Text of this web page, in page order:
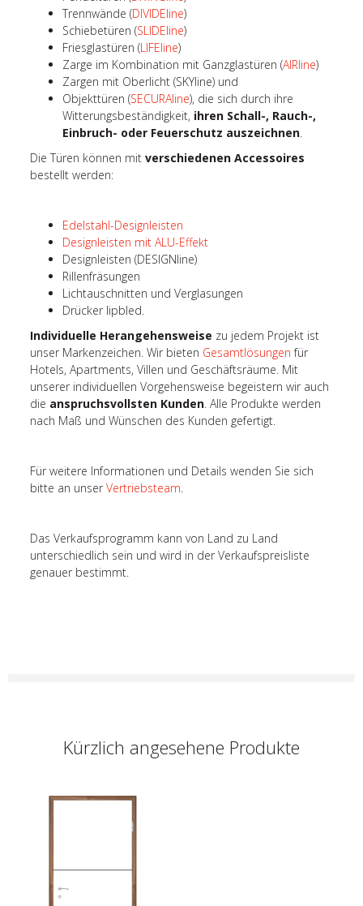
Trennwände (DIVIDEline)
Schiebetüren (SLIDEline)
Friesglastüren (LIFEline)
Zarge im Kombination mit Ganzglastüren (AIRline)
Zargen mit Oberlicht (SKYline) und
Objekttüren (SECURAline), die sich durch ihre
Witterungsbeständigkeit, ihren Schall-, Rauch-,
Einbruch- oder Feuerschutz auszeichnen.
Die Türen können mitverschiedenen Accessoires
bestellt werden:
Edelstahl-Designleisten
Designleisten mit ALU-Effekt
Designleisten (DESIGNline)
Rillenfräsungen
Lichtauschnitten und Verglasungen
Drücker lipbled.
Individuelle Herangehensweise zu jedem Projekt ist
unser Markenzeichen. Wir bieten Gesamtlösungen für
Hotels, Apartments, Villen und Geschäftsräume. Mit
unserer individuellen Vorgehensweise begeistern wir auch
die anspruchsvollsten Kunden. Alle Produkte werden
nach Maß und Wünschen des Kunden gefertigt.
Für weitere Informationen und Details wenden Sie sich
bitte an unserVertriebsteam.
Das Verkaufsprogramm kann von Land zu Land
unterschiedlich sein und wird in der Verkaufspreisliste
genauer bestimmt.
Kürzlich angesehene Produkte